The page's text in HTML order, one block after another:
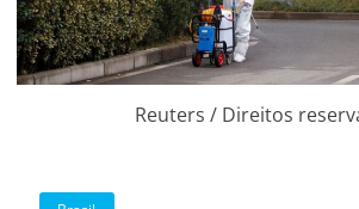
Reuters / Direitos